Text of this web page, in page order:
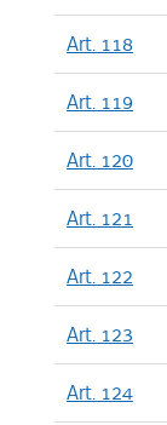
Art. 118
Art. 119
Art. 120
Art. 121
Art. 122
Art. 123
Art. 124